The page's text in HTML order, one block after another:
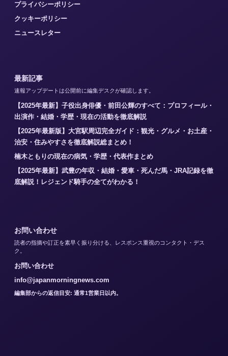
プライバシーポリシー
クッキーポリシー
ニュースレター
最新記事
速報アップデートは公開前に編集デスクが確認します。
【2025年最新】子役出身俳優・前田公輝のすべて：プロフィール・
出演作・結婚・学歴・現在の活動を徹底解説
【2025年最新版】大宮駅周辺完全ガイド：観光・グルメ・お土産・
治安・住みやすさを徹底解説総まとめ！
楠木ともりの現在の病気・学歴・代表作まとめ
【2025年最新】武豊の年収・結婚・愛車・死んだ馬・JRA記録を徹
底解説！レジェンド騎手の全てがわかる！
お問い合わせ
読者の指摘や訂正を素早く振り分ける、レスポンス重視のコンタクト・デス
ク。
お問い合わせ
info@japanmorningnews.com
編集部からの返信目安: 通常1営業日以内。